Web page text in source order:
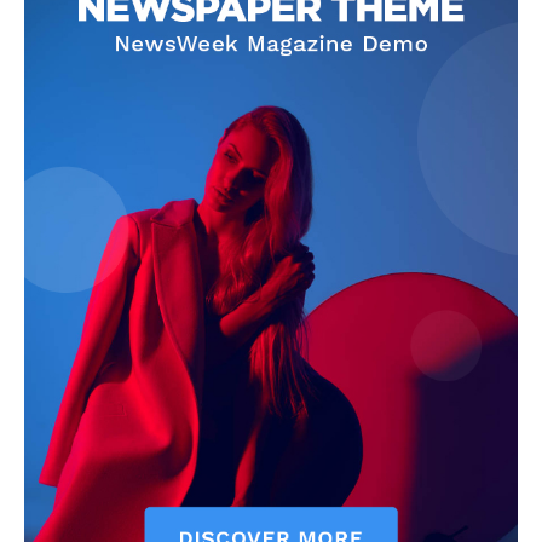
szubjektív élményportál
ELŐFIZETÉS
Hasznos
bSZ fiók